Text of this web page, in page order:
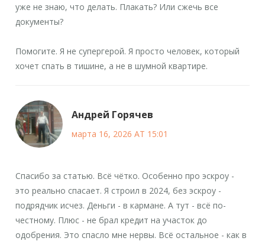
уже не знаю, что делать. Плакать? Или сжечь все
документы?
Помогите. Я не супергерой. Я просто человек, который
хочет спать в тишине, а не в шумной квартире.
Андрей Горячев
марта 16, 2026 AT 15:01
Спасибо за статью. Всё чётко. Особенно про эскроу -
это реально спасает. Я строил в 2024, без эскроу -
подрядчик исчез. Деньги - в кармане. А тут - всё по-
честному. Плюс - не брал кредит на участок до
одобрения. Это спасло мне нервы. Всё остальное - как в